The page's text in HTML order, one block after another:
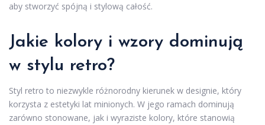
aby stworzyć spójną i stylową całość.
Jakie kolory i wzory dominują
w stylu retro?
Styl retro to niezwykle różnorodny kierunek w designie, który
korzysta z estetyki lat minionych. W jego ramach dominują
zarówno stonowane, jak i wyraziste kolory, które stanowią